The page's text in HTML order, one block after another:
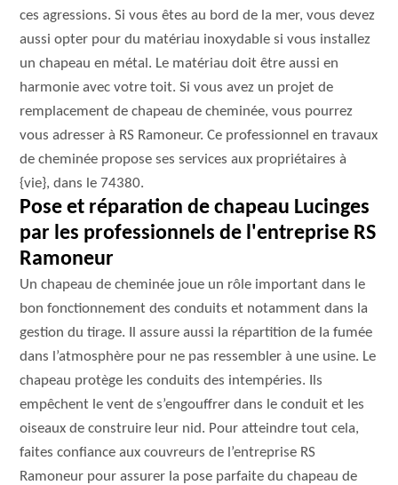
ces agressions. Si vous êtes au bord de la mer, vous devez
aussi opter pour du matériau inoxydable si vous installez
un chapeau en métal. Le matériau doit être aussi en
harmonie avec votre toit. Si vous avez un projet de
remplacement de chapeau de cheminée, vous pourrez
vous adresser à RS Ramoneur. Ce professionnel en travaux
de cheminée propose ses services aux propriétaires à
{vie}, dans le 74380.
Pose et réparation de chapeau Lucinges
par les professionnels de l'entreprise RS
Ramoneur
Un chapeau de cheminée joue un rôle important dans le
bon fonctionnement des conduits et notamment dans la
gestion du tirage. Il assure aussi la répartition de la fumée
dans l’atmosphère pour ne pas ressembler à une usine. Le
chapeau protège les conduits des intempéries. Ils
empêchent le vent de s’engouffrer dans le conduit et les
oiseaux de construire leur nid. Pour atteindre tout cela,
faites confiance aux couvreurs de l’entreprise RS
Ramoneur pour assurer la pose parfaite du chapeau de